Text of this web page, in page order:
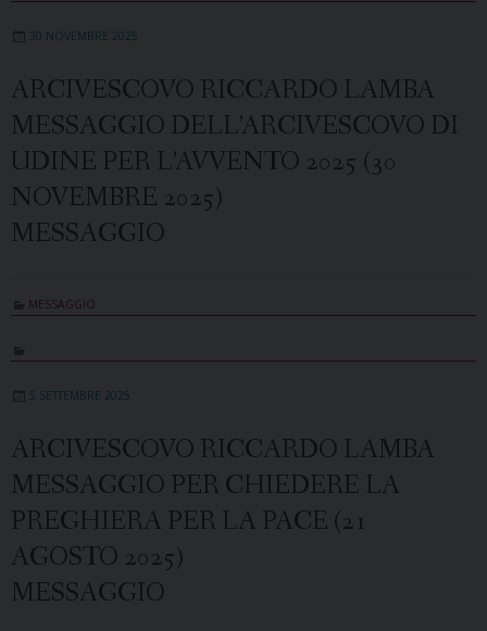
30 NOVEMBRE 2025
ARCIVESCOVO RICCARDO LAMBA
MESSAGGIO DELL’ARCIVESCOVO DI
UDINE PER L’AVVENTO 2025 (30
NOVEMBRE 2025)
MESSAGGIO
MESSAGGIO
5 SETTEMBRE 2025
ARCIVESCOVO RICCARDO LAMBA
MESSAGGIO PER CHIEDERE LA
PREGHIERA PER LA PACE (21
AGOSTO 2025)
MESSAGGIO